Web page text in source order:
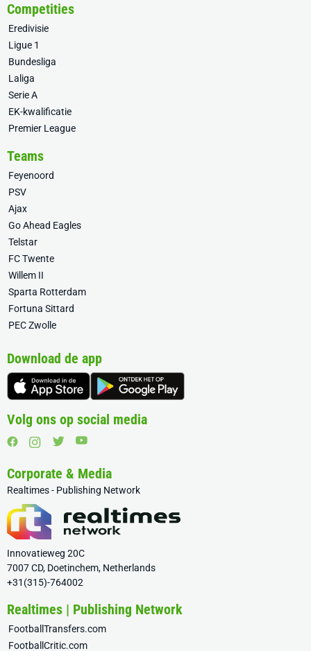
Competities
Eredivisie
Ligue 1
Bundesliga
Laliga
Serie A
EK-kwalificatie
Premier League
Teams
Feyenoord
PSV
Ajax
Go Ahead Eagles
Telstar
FC Twente
Willem II
Sparta Rotterdam
Fortuna Sittard
PEC Zwolle
Download de app
Volg ons op social media
Corporate & Media
Realtimes - Publishing Network
Innovatieweg 20C
7007 CD, Doetinchem, Netherlands
+31(315)-764002
Realtimes | Publishing Network
FootballTransfers.com
FootballCritic.com